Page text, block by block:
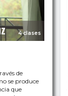
4 clases
de
se produce
que